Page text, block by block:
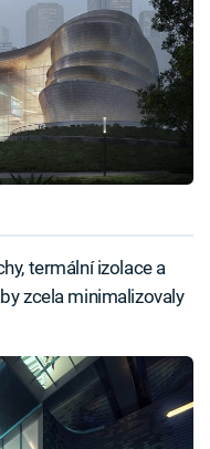
termální izolace a
zcela minimalizovaly